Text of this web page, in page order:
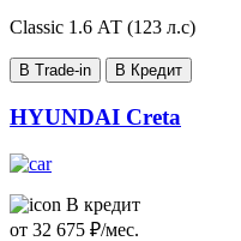
Classic 1.6 АТ (123 л.с)
В Trade-in В Кредит
HYUNDAI Creta
В кредит
от 32 675 ₽/мес.